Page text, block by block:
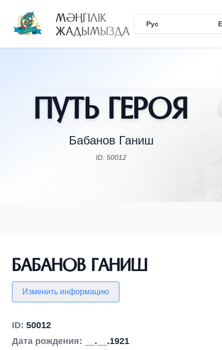
МӘҢГІЛІК
ЖАДЫМЫЗДА Рус
Путь Героя
Бабанов Ганиш
ID: 50012
Бабанов Ганиш
Изменить информацию
ID: 50012
Дата рождения:
__.__.1921